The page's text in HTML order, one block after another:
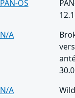
PAN-OS
N/A
N/A